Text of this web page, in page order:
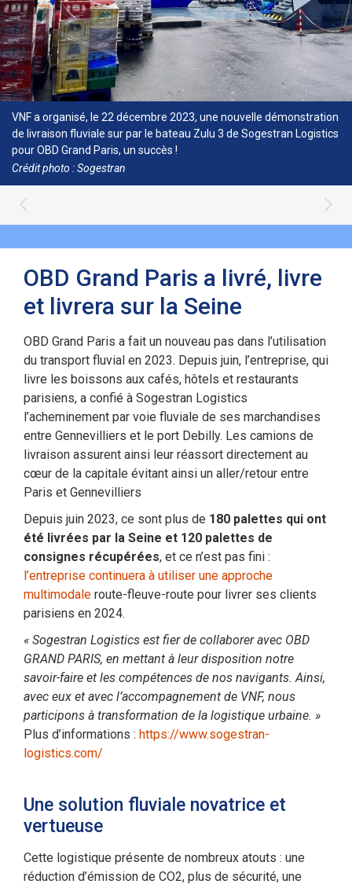
VNF a organisé, le 22 décembre 2023, une nouvelle démonstration
de livraison fluviale sur par le bateau Zulu 3 de Sogestran Logistics
pour OBD Grand Paris, un succès !
Crédit photo : Sogestran
OBD Grand Paris a livré, livre
et livrera sur la Seine
OBD Grand Paris a fait un nouveau pas dans l’utilisation
du transport fluvial en 2023. Depuis juin, l’entreprise, qui
livre les boissons aux cafés, hôtels et restaurants
parisiens, a confié à Sogestran Logistics
l’acheminement par voie fluviale de ses marchandises
entre Gennevilliers et le port Debilly. Les camions de
livraison assurent ainsi leur réassort directement au
cœur de la capitale évitant ainsi un aller/retour entre
Paris et Gennevilliers
Depuis juin 2023, ce sont plus de 180 palettes qui ont
été livrées par la Seine et 120 palettes de
consignes récupérées, et ce n’est pas fini :
l’entreprise continuera à utiliser une approche
multimodale route-fleuve-route pour livrer ses clients
parisiens en 2024.
« Sogestran Logistics est fier de collaborer avec OBD
GRAND PARIS, en mettant à leur disposition notre
savoir-faire et les compétences de nos navigants. Ainsi,
avec eux et avec l’accompagnement de VNF, nous
participons à transformation de la logistique urbaine. »
Plus d’informations : https://www.sogestran-
logistics.com/
Une solution fluviale novatrice et
vertueuse
Cette logistique présente de nombreux atouts : une
réduction d’émission de CO2, plus de sécurité, une